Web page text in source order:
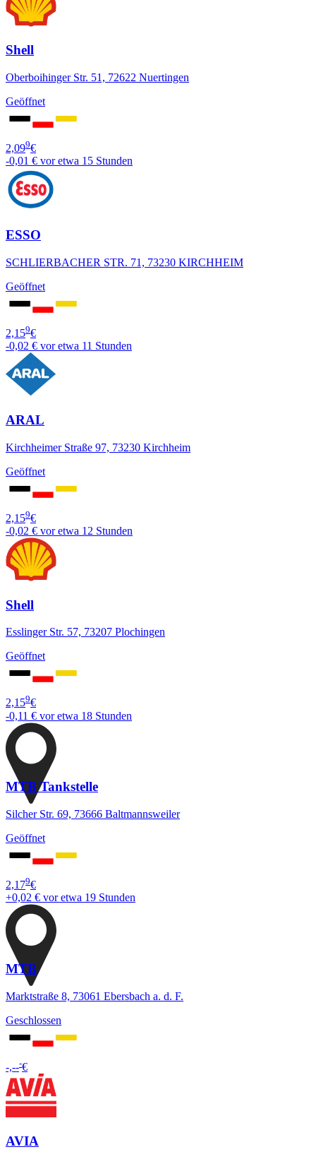
Shell
Oberboihinger Str. 51, 72622 Nuertingen
Geöffnet
2,099€
-0,01 € vor etwa 15 Stunden
ESSO
SCHLIERBACHER STR. 71, 73230 KIRCHHEIM
Geöffnet
2,159€
-0,02 € vor etwa 11 Stunden
ARAL
Kirchheimer Straße 97, 73230 Kirchheim
Geöffnet
2,159€
-0,02 € vor etwa 12 Stunden
Shell
Esslinger Str. 57, 73207 Plochingen
Geöffnet
2,159€
-0,11 € vor etwa 18 Stunden
MTB Tankstelle
Silcher Str. 69, 73666 Baltmannsweiler
Geöffnet
2,179€
+0,02 € vor etwa 19 Stunden
MTB
Marktstraße 8, 73061 Ebersbach a. d. F.
Geschlossen
-,---€
AVIA